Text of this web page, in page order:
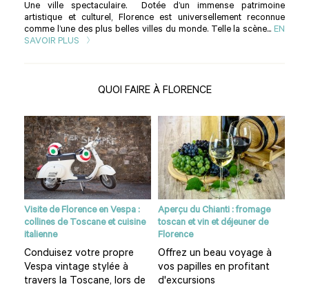
Une ville spectaculaire. Dotée d’un immense patrimoine
artistique et culturel, Florence est universellement reconnue
comme l’une des plus belles villes du monde. Telle la scène... EN
SAVOIR PLUS
QUOI FAIRE À FLORENCE
Visite de Florence en Vespa :
collines de Toscane et cuisine
italienne
Conduisez votre propre
Vespa vintage stylée à
travers la Toscane, lors de
Aperçu du Chianti : fromage
toscan et vin et déjeuner de
Florence
Offrez un beau voyage à
vos papilles en profitant
d'excursions